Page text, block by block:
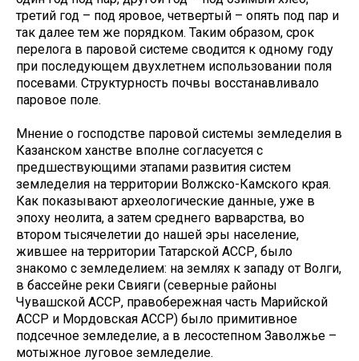
третий год – под яровое, четвертый – опять под пар и
так далее тем же порядком. Таким образом, срок
перелога в паровой системе сводится к одному году
при последующем двухлетнем использовании поля
посевами. Структурность почвы восстанавливало
паровое поле.
Мнение о господстве паровой системы земледелия в
Казанском ханстве вполне согласуется с
предшествующими этапами развития систем
земледелия на территории Волжско-Камского края.
Как показывают археологические данные, уже в
эпоху неолита, а затем среднего варварства, во
втором тысячелетии до нашей эры население,
жившее на территории Татарской АССР, было
знакомо с земледелием: на землях к западу от Волги,
в бассейне реки Свияги (северные районы
Чувашской АССР, правобережная часть Марийской
АССР и Мордовская АССР) было примитивное
подсечное земледелие, а в лесостепном Заволжье –
мотыжное луговое земледелие.